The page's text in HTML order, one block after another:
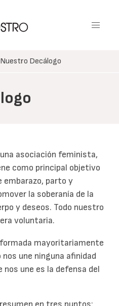
Nuestro Decálogo
asociación feminista,
como principal objetivo
embarazo, parto y
la soberanía de la
y deseos. Todo nuestro
voluntaria.
mayoritariamente
une ninguna afinidad
une es la defensa del